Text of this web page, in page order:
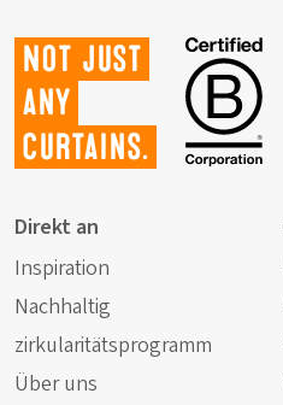
Not just
any
curtains.
Direkt an
Inspiration
Nachhaltig
zirkularitätsprogramm
Über uns